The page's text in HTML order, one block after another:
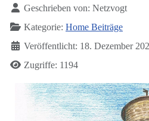
Geschrieben von: Netzvogt
Kategorie: Home Beiträge
Veröffentlicht: 18. Dezember
Zugriffe: 1194